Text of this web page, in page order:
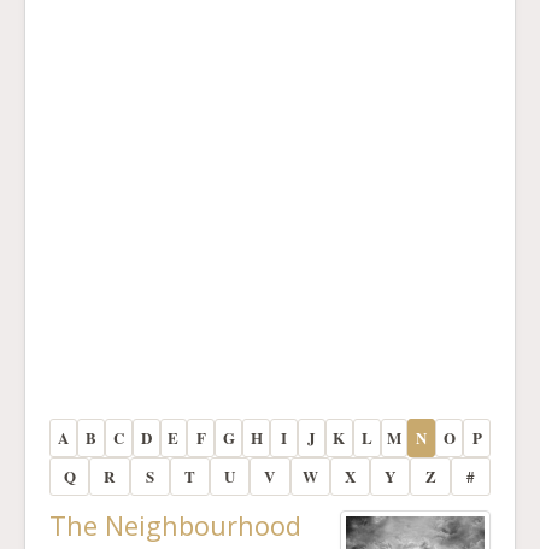
A B C D E F G H I J K L M N O
P
Q
R S T U V W X Y Z #
The Neighbourhood